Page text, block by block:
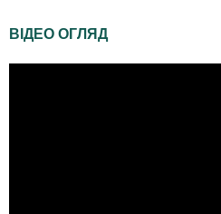
ВІДЕО ОГЛЯД